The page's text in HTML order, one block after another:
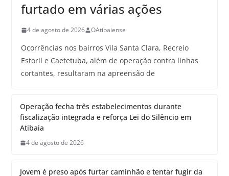
furtado em várias ações
4 de agosto de 2026 OAtibaiense
Ocorrências nos bairros Vila Santa Clara, Recreio
Estoril e Caetetuba, além de operação contra linhas
cortantes, resultaram na apreensão de
Operação fecha três estabelecimentos durante
fiscalização integrada e reforça Lei do Silêncio em
Atibaia
4 de agosto de 2026
Jovem é preso após furtar caminhão e tentar fugir da